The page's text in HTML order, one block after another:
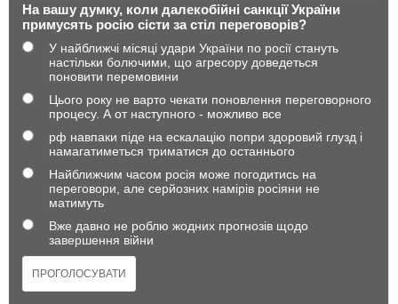
На вашу думку, коли далекобійні санкції України
примусять росію сісти за стіл переговорів?
У найближчі місяці удари України по росії стануть
настільки болючими, що агресору доведеться
поновити перемовини
Цього року не варто чекати поновлення переговорного
процесу. А от наступного - можливо все
рф навпаки піде на ескалацію попри здоровий глузд і
намагатиметься триматися до останнього
Найближчим часом росія може погодитись на
переговори, але серйозних намірів росіяни не
матимуть
Вже давно не роблю жодних прогнозів щодо
завершення війни